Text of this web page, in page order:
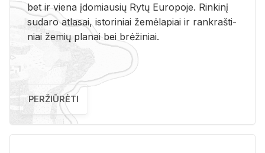
bet ir vie­na įdo­miau­sių Rytų Eu­ro­po­je. Rin­ki­nį
su­da­ro at­la­sai, is­to­ri­niai že­mė­la­piai ir rank­raš­ti­
niai že­mių pla­nai bei brė­ži­niai.
PERŽIŪRĖTI